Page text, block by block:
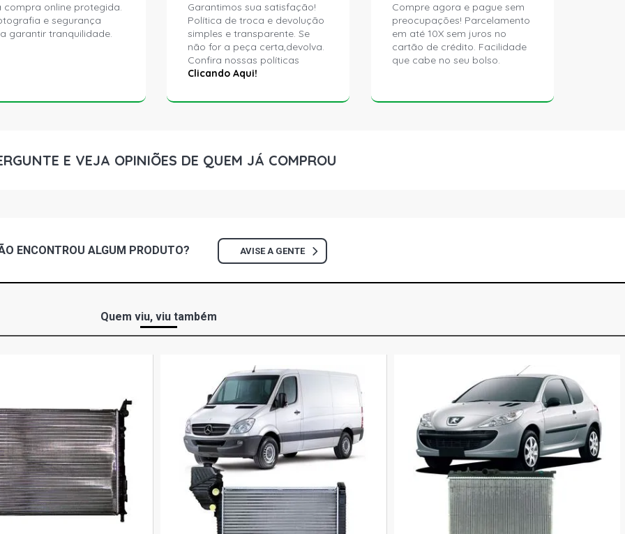
GOL G2 MI HATCH 1.6 8V AP (1997 - 2003)
GOL G2 MI-PLUS HATCH 1.6 8V AP (2003 - 2004)
GOL G2 ROLLING STONES HATCH 1.6 8V AP (1995
GOL G2 CL HATCH 1.8 8V AP (1997 - 1999)
GOL G2 COPA HATCH 1.8 8V AP (1995 - 1996)
GOL G2 GL HATCH 1.8 8V AP (1995 - 1999)
GOL G2 GLI HATCH 1.8 8V AP (1995 - 2001)
GOL G2 MI HATCH 1.8 8V AP (2000 - 2008)
GOL G2 STAR HATCH 1.8 8V AP (1996 - 1998)
GOL G2 TSI HATCH 1.8 8V AP (1996 - 1997)
compra online protegida.
e segurança
garantir tranquilidade.
Garantimos sua satisfação!
Política de troca e devolução
simples e transparente. Se
não for a peça certa,devolva.
Confira nossas políticas
Clicando Aqui!
Compre agora e pague sem
preocupações! Parcelamento
em até 10X sem juros no
cartão de crédito. Facilidade
que cabe no seu bolso.
E VEJA OPINIÕES DE QUEM JÁ COMPROU
ENCONTROU ALGUM PRODUTO? AVISE A GENTE
Quem viu, viu também